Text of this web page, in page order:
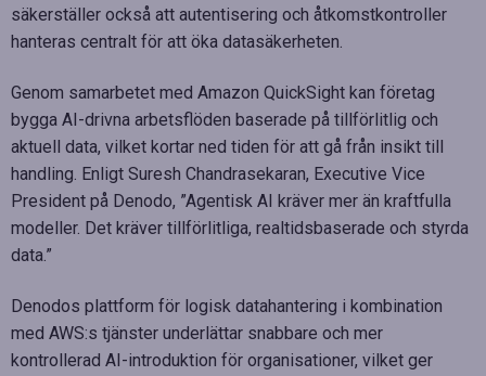
säkerställer också att autentisering och åtkomstkontroller
hanteras centralt för att öka datasäkerheten.
Genom samarbetet med Amazon QuickSight kan företag
bygga AI-drivna arbetsflöden baserade på tillförlitlig och
aktuell data, vilket kortar ned tiden för att gå från insikt till
handling. Enligt Suresh Chandrasekaran, Executive Vice
President på Denodo, ”Agentisk AI kräver mer än kraftfulla
modeller. Det kräver tillförlitliga, realtidsbaserade och styrda
data.”
Denodos plattform för logisk datahantering i kombination
med AWS:s tjänster underlättar snabbare och mer
kontrollerad AI-introduktion för organisationer, vilket ger